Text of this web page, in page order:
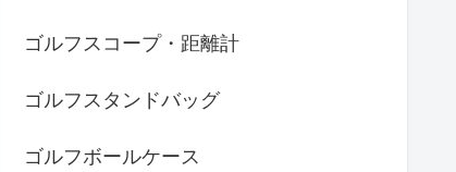
ゴルフスコープ・距離計
ゴルフスタンドバッグ
ゴルフボールケース